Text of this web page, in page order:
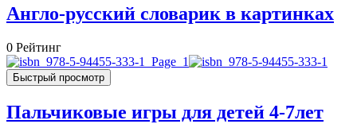
Англо-русский словарик в картинках
0 Рейтинг
Быстрый просмотр
Пальчиковые игры для детей 4-7лет